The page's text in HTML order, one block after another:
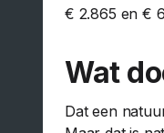
€ 2.865 en €
Wat
Dat een